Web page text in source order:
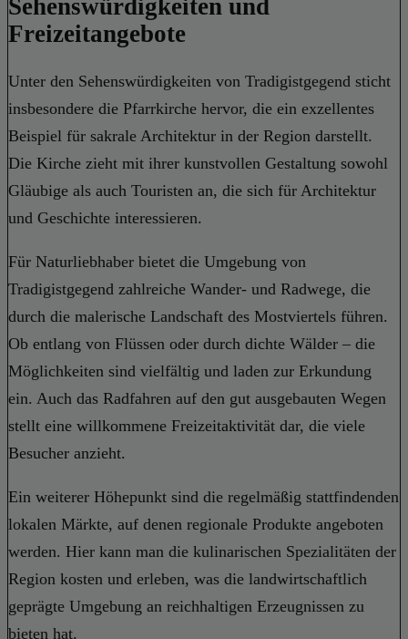
Sehenswürdigkeiten und
Freizeitangebote
Unter den Sehenswürdigkeiten von Tradigistgegend sticht
insbesondere die Pfarrkirche hervor, die ein exzellentes
Beispiel für sakrale Architektur in der Region darstellt.
Die Kirche zieht mit ihrer kunstvollen Gestaltung sowohl
Gläubige als auch Touristen an, die sich für Architektur
und Geschichte interessieren.
Für Naturliebhaber bietet die Umgebung von
Tradigistgegend zahlreiche Wander- und Radwege, die
durch die malerische Landschaft des Mostviertels führen.
Ob entlang von Flüssen oder durch dichte Wälder – die
Möglichkeiten sind vielfältig und laden zur Erkundung
ein. Auch das Radfahren auf den gut ausgebauten Wegen
stellt eine willkommene Freizeitaktivität dar, die viele
Besucher anzieht.
Ein weiterer Höhepunkt sind die regelmäßig stattfindenden
lokalen Märkte, auf denen regionale Produkte angeboten
werden. Hier kann man die kulinarischen Spezialitäten der
Region kosten und erleben, was die landwirtschaftlich
geprägte Umgebung an reichhaltigen Erzeugnissen zu
bieten hat.